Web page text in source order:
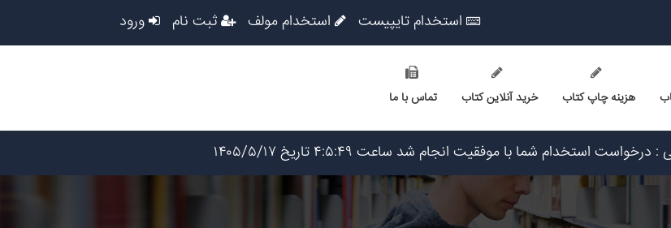
استخدام تایپیست استخدام مولف ثبت نام ورود
هزینه چاپ کتاب خرید آنلاین کتاب تماس با ما